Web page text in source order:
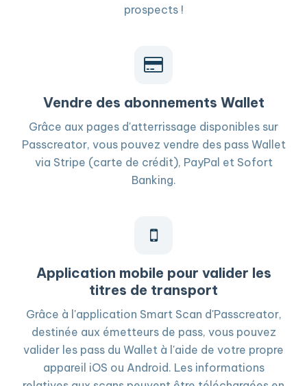
prospects !
Vendre des abonnements Wallet
Grâce aux pages d'atterrissage disponibles sur
Passcreator, vous pouvez vendre des pass Wallet
via Stripe (carte de crédit), PayPal et Sofort
Banking.
Application mobile pour valider les
titres de transport
Grâce à l'application Smart Scan d'Passcreator,
destinée aux émetteurs de pass, vous pouvez
valider les pass du Wallet à l'aide de votre propre
appareil iOS ou Android. Les informations